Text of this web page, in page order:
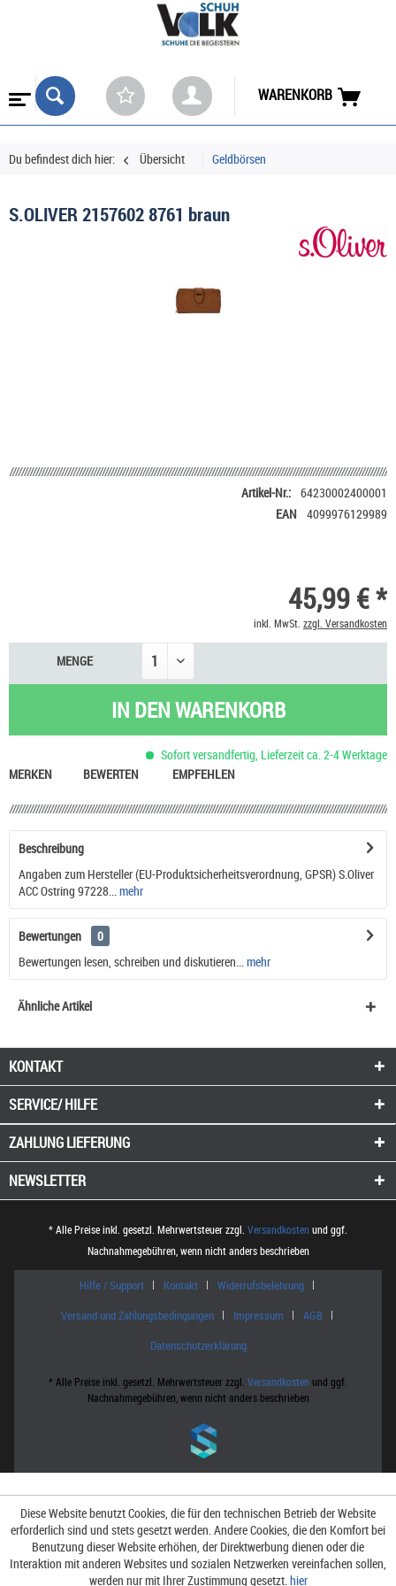
WARENKORB
Du befindest dich hier: Übersicht Geldbörsen
S.OLIVER 2157602 8761 braun
Artikel-Nr.: 64230002400001
EAN
4099976129989
45,99 € *
inkl. MwSt. zzgl. Versandkosten
MENGE
IN DENWARENKORB
Sofort versandfertig, Lieferzeit ca. 2-4 Werktage
MERKEN
BEWERTEN EMPFEHLEN
Beschreibung
Angaben zum Hersteller (EU-Produktsicherheitsverordnung, GPSR) S.Oliver
ACC Ostring 97228...
mehr
Bewertungen
0
Bewertungen lesen, schreiben und diskutieren...
mehr
Ähnliche Artikel
KONTAKT
SERVICE/ HILFE
ZAHLUNGLIEFERUNG
NEWSLETTER
* Alle Preise inkl. gesetzl. Mehrwertsteuer zzgl. Versandkosten und ggf.
Nachnahmegebühren, wenn nicht anders beschrieben
Hilfe / Support Kontakt
Widerrufsbelehrung
Versand und Zahlungsbedingungen
Impressum
AGB
Datenschutzerklärung
* Alle Preise inkl. gesetzl. Mehrwertsteuer zzgl. Versandkosten und ggf.
Nachnahmegebühren, wenn nicht anders beschrieben
Diese Website benutzt Cookies, die für den technischen Betrieb der Website
erforderlich sind und stets gesetzt werden. Andere Cookies, die den Komfort bei
Benutzung dieser Website erhöhen, der Direktwerbung dienen oder die
Interaktion mit anderen Websites und sozialen Netzwerken vereinfachen sollen,
werden nur mit Ihrer Zustimmung gesetzt.hier